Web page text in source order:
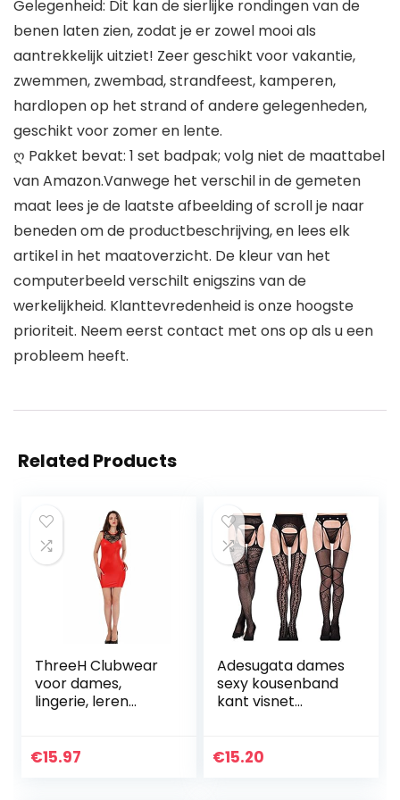
Gelegenheid: Dit kan de sierlijke rondingen van de
benen laten zien, zodat je er zowel mooi als
aantrekkelijk uitziet! Zeer geschikt voor vakantie,
zwemmen, zwembad, strandfeest, kamperen,
hardlopen op het strand of andere gelegenheden,
geschikt voor zomer en lente.
ღ Pakket bevat: 1 set badpak; volg niet de maattabel
van Amazon.Vanwege het verschil in de gemeten
maat lees je de laatste afbeelding of scroll je naar
beneden om de productbeschrijving, en lees elk
artikel in het maatoverzicht. De kleur van het
computerbeeld verschilt enigszins van de
werkelijkheid. Klanttevredenheid is onze hoogste
prioriteit. Neem eerst contact met ons op als u een
probleem heeft.
Related Products
ThreeH Clubwear
voor dames,
lingerie, leren
feestclubjurk
€15.97
Adesugata dames
sexy kousenband
kant visnet
kousen kousen
€15.20